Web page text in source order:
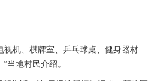
视机、棋牌室、乒乓球桌、健身器材
当地村民介绍。